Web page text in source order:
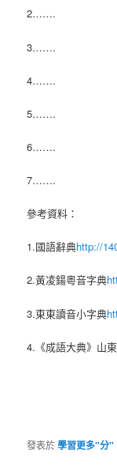
2…….
3…….
4…….
5…….
6…….
7…….
參考資料：
1.國語辭典http://
2.黃凌鍚粵音字典
3.東東讀音小字典
4. 《成語大典》山
發表於學習更多"分"